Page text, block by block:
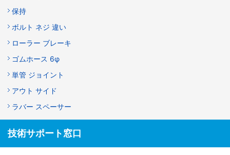
保持
ボルト ネジ 違い
ローラー ブレーキ
ゴムホース 6φ
単管 ジョイント
アウト サイド
ラバー スペーサー
技術サポート窓口